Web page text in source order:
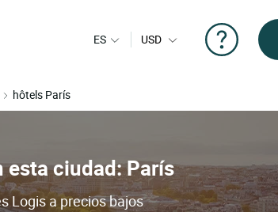
ES USD
hôtels París
esta ciudad: París
Logis a precios bajos